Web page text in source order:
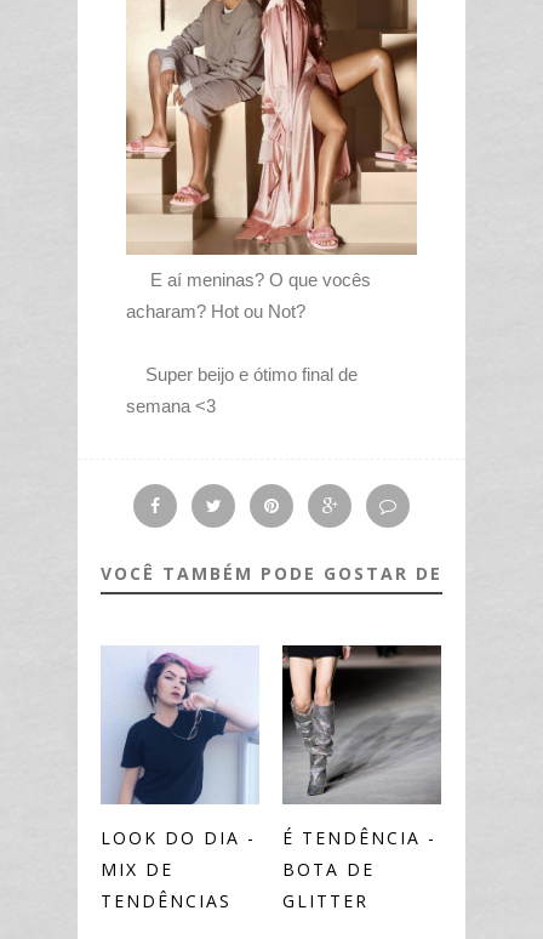
E aí meninas? O que vocês
acharam? Hot ou Not?
Super beijo e ótimo final de
semana <3
VOCÊ TAMBÉM PODE GOSTAR DE
LOOK DO DIA -
MIX DE
TENDÊNCIAS
É TENDÊNCIA -
BOTA DE
GLITTER